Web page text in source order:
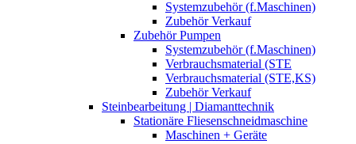
Systemzubehör (f.Maschinen)
Zubehör Verkauf
Zubehör Pumpen
Systemzubehör (f.Maschinen)
Verbrauchsmaterial (STE
Verbrauchsmaterial (STE,KS)
Zubehör Verkauf
Steinbearbeitung | Diamanttechnik
Stationäre Fliesenschneidmaschine
Maschinen + Geräte